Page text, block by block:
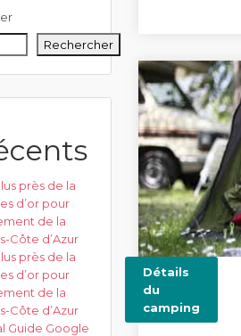
Rechercher
près de la
d’or pour
de la
Côte d’Azur
près de la
d’or pour
de la
Côte d’Azur
Guide Google
Détails
du
camping